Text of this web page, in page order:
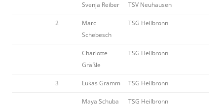
Svenja Reiber TSV Neuhausen
2
Marc
Schebesch
TSG Heilbronn
Charlotte
Gräßle
TSG Heilbronn
3 Lukas Gramm TSG Heilbronn
Maya Schuba TSG Heilbronn